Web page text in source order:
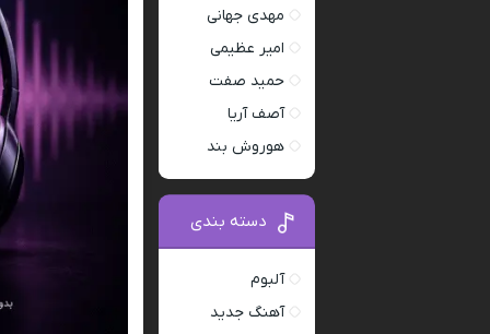
مهدی جهانی
امیر عظیمی
حمید صفت
آصف آریا
هوروش بند
دسته بندی
آلبوم
آهنگ جدید